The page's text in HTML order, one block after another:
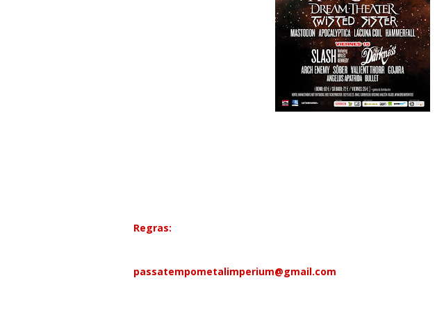
Regras:
passatempometalimperium@gmail.com